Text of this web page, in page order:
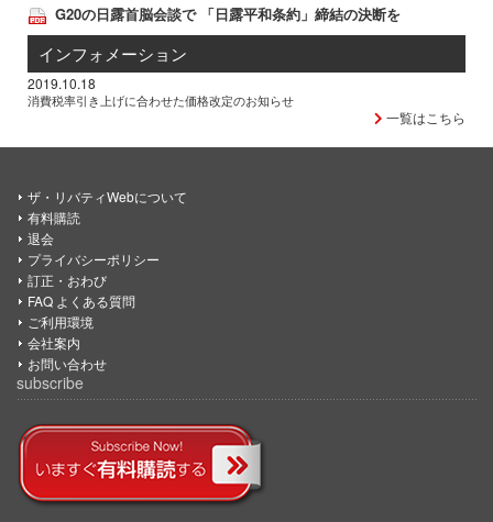
G20の日露首脳会談で 「日露平和条約」締結の決断を
インフォメーション
2019.10.18
消費税率引き上げに合わせた価格改定のお知らせ
一覧はこちら
ザ・リバティWebについて
有料購読
退会
プライバシーポリシー
訂正・おわび
FAQ よくある質問
ご利用環境
会社案内
お問い合わせ
subscribe